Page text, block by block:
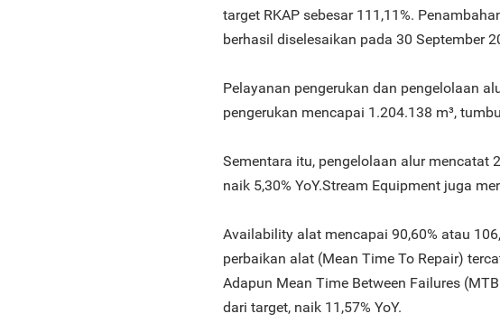
target RKAP sebesar 111,11%.
berhasil diselesaikan pada 30 September
Pelayanan pengerukan dan pengelolaan
pengerukan mencapai 1.204.138 m³,
Sementara itu, pengelolaan alur mencatat
naik 5,30% YoY.Stream Equipment juga
Availability alat mencapai 90,60% atau
perbaikan alat (Mean Time To Repair)
Adapun Mean Time Between Failures
dari target, naik 11,57% YoY.